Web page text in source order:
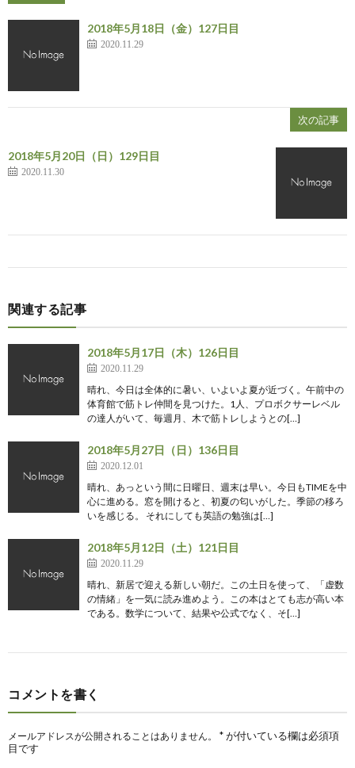
2018年5月18日（金）127日目
2020.11.29
次の記事
2018年5月20日（日）129日目
2020.11.30
関連する記事
2018年5月17日（木）126日目
2020.11.29
晴れ、今日は全体的に暑い、いよいよ夏が近づく。午前中の
体育館で筋トレ仲間を見つけた。1人、プロボクサーレベル
の達人がいて、毎週月、木で筋トレしようとの[…]
2018年5月27日（日）136日目
2020.12.01
晴れ、あっという間に日曜日、週末は早い。今日もTIMEを中
心に進める。窓を開けると、初夏の匂いがした。季節の移ろ
いを感じる。 それにしても英語の勉強は[…]
2018年5月12日（土）121日目
2020.11.29
晴れ、新居で迎える新しい朝だ。この土日を使って、「虚数
の情緒」を一気に読み進めよう。この本はとても志が高い本
である。数学について、結果や公式でなく、そ[…]
コメントを書く
メールアドレスが公開されることはありません。 *が付いている欄は必須項
目です